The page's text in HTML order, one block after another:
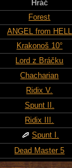
Hráč
Forest
ANGEL from HELL
Krakonoš 10°
Lord z Bráčku
Chacharian
Ridix V.
Spunt II.
Ridix III.
Spunt I.
Dead Master 5